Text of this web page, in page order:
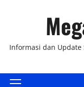
Informasi dan